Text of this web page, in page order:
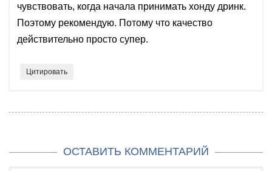
чувствовать, когда начала принимать хонду дринк.
Поэтому рекомендую. Потому что качество
действительно просто супер.
Цитировать
ОСТАВИТЬ КОММЕНТАРИЙ